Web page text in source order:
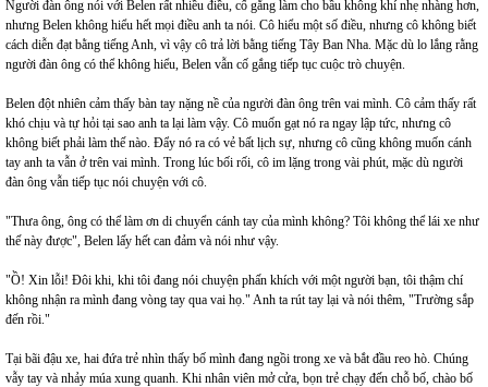
Người đàn ông nói với Belen rất nhiều điều, cố gắng làm cho bầu không khí nhẹ nhàng hơn,
nhưng Belen không hiểu hết mọi điều anh ta nói. Cô hiểu một số điều, nhưng cô không biết
cách diễn đạt bằng tiếng Anh, vì vậy cô trả lời bằng tiếng Tây Ban Nha. Mặc dù lo lắng rằng
người đàn ông có thể không hiểu, Belen vẫn cố gắng tiếp tục cuộc trò chuyện.
Belen đột nhiên cảm thấy bàn tay nặng nề của người đàn ông trên vai mình. Cô cảm thấy rất
khó chịu và tự hỏi tại sao anh ta lại làm vậy. Cô muốn gạt nó ra ngay lập tức, nhưng cô
không biết phải làm thế nào. Đẩy nó ra có vẻ bất lịch sự, nhưng cô cũng không muốn cánh
tay anh ta vẫn ở trên vai mình. Trong lúc bối rối, cô im lặng trong vài phút, mặc dù người
đàn ông vẫn tiếp tục nói chuyện với cô.
"Thưa ông, ông có thể làm ơn di chuyển cánh tay của mình không? Tôi không thể lái xe như
thế này được", Belen lấy hết can đảm và nói như vậy.
"Ồ! Xin lỗi! Đôi khi, khi tôi đang nói chuyện phấn khích với một người bạn, tôi thậm chí
không nhận ra mình đang vòng tay qua vai họ." Anh ta rút tay lại và nói thêm, "Trường sắp
đến rồi."
Tại bãi đậu xe, hai đứa trẻ nhìn thấy bố mình đang ngồi trong xe và bắt đầu reo hò. Chúng
vẫy tay và nhảy múa xung quanh. Khi nhân viên mở cửa, bọn trẻ chạy đến chỗ bố, chào bố